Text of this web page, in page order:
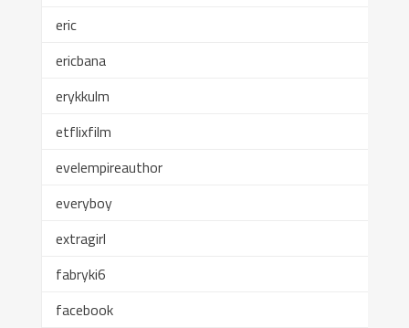
eric
ericbana
erykkulm
etflixfilm
evelempireauthor
everyboy
extragirl
fabryki6
facebook